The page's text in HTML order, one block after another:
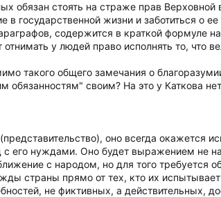
обязан стоять на страже прав Верховной
государственной жизни и заботиться о
содержится в краткой формуле
у людей право исполнять то, что
такого общего замечания о
обязанностям" своим? На это у Каткова
оно всегда окажется
с его нуждами. Оно будет выражением не
с народом, но для того требуется
страны прямо от тех, кто их
не фиктивных, а действительных,